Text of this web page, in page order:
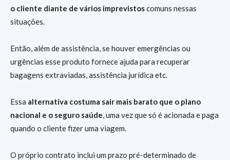
o cliente diante de vários imprevistoscomuns nessas
situações.
Então, além de assistência, se houver emergências ou
urgências esse produto fornece ajuda para recuperar
bagagens extraviadas, assistência jurídica etc.
Essa alternativa costuma sair mais barato que o plano
nacional e o seguro saúde, uma vez que só é acionada e paga
quando o cliente fizer uma viagem.
O próprio contrato inclui um prazo pré-determinado de